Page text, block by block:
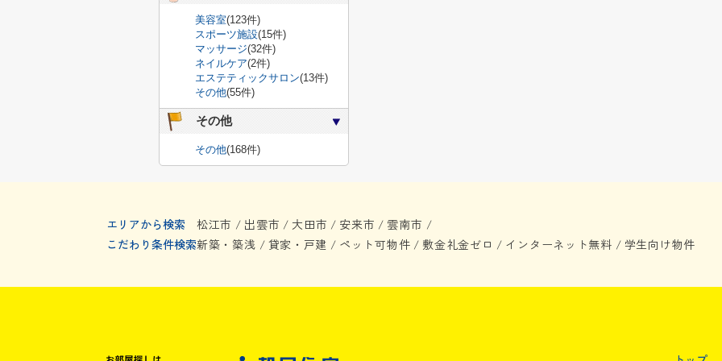
美容室(123件)
スポーツ施設(15件)
マッサージ(32件)
ネイルケア(2件)
エステティックサロン(13件)
その他(55件)
その他
その他(168件)
エリアから検索 松江市 / 出雲市 / 大田市 / 安来市 / 雲南市 /
こだわり条件検索新築・築浅 / 貸家・戸建 / ペット可物件 / 敷金礼金ゼロ / インターネット無料 / 学生向け物件